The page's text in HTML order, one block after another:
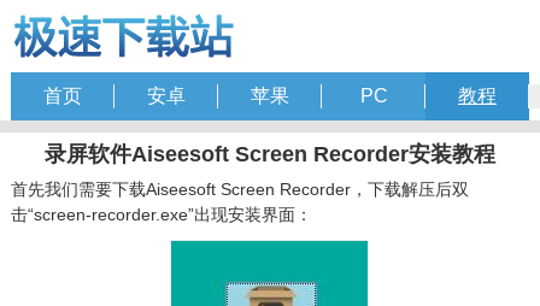
首页 安卓 苹果 PC 教程
录屏软件Aiseesoft Screen Recorder安装教程
首先我们需要下载Aiseesoft Screen Recorder，下载解压后双
击“screen-recorder.exe”出现安装界面：